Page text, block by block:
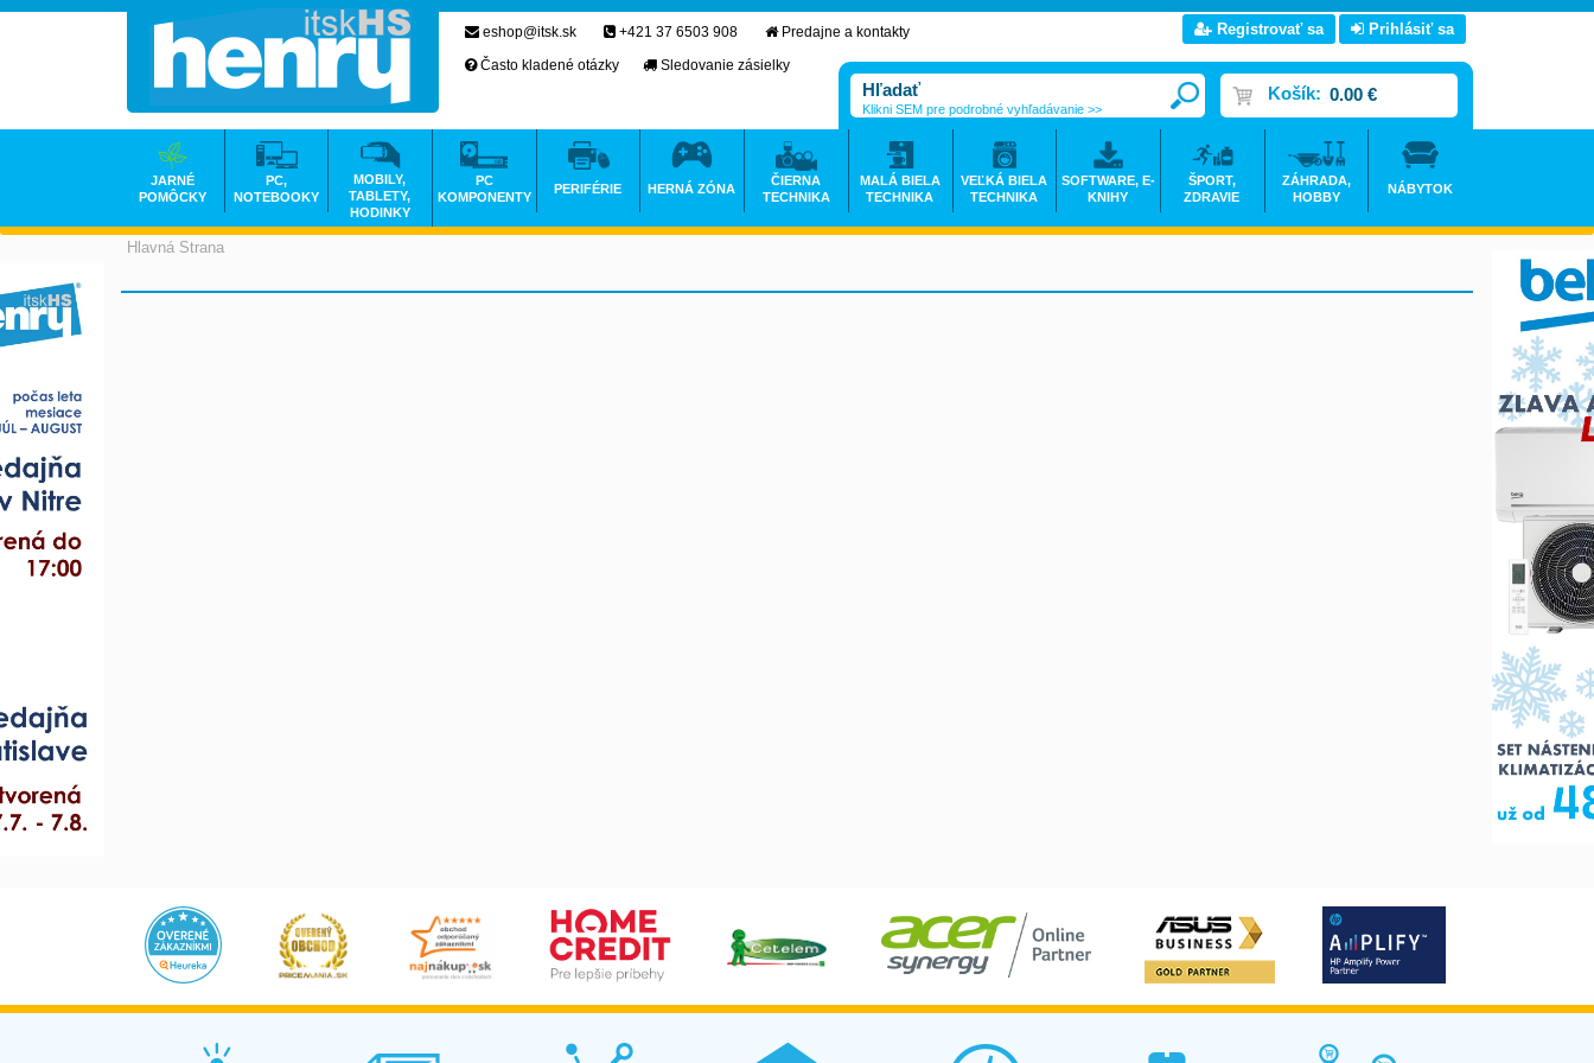
Hlavná Strana
eshop@itsk.sk +421 37 6503 908
Predajne a kontakty
Často kladené otázky
Sledovanie zásielky
Registrovať sa Prihlásiť sa
Košík: 0.00 €
Klikni SEM pre podrobné vyhľadávanie >>
JARNÉ
POMÔCKY
PC,
NOTEBOOKY
MOBILY,
TABLETY,
HODINKY
PC
KOMPONENTY
PERIFÉRIE HERNÁ ZÓNA
ČIERNA
TECHNIKA
MALÁ BIELA
TECHNIKA
VEĽKÁ BIELA
TECHNIKA
SOFTWARE, E-
KNIHY
ŠPORT,
ZDRAVIE
ZÁHRADA,
HOBBY
NÁBYTOK